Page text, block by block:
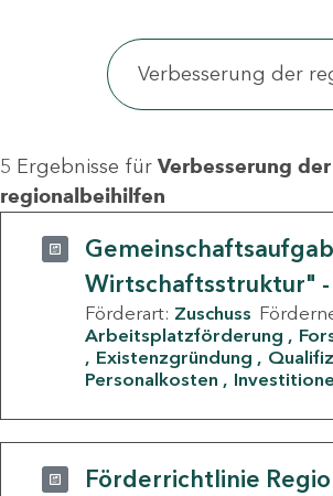
5 Ergebnisse für Verbesserung
regionalbeihilfen
Wirtschaftsstruktur" -
Förderart: Zuschuss
Arbeitsplatzförderung
Existenzgründung
Personalkosten
Förderrichtlinie